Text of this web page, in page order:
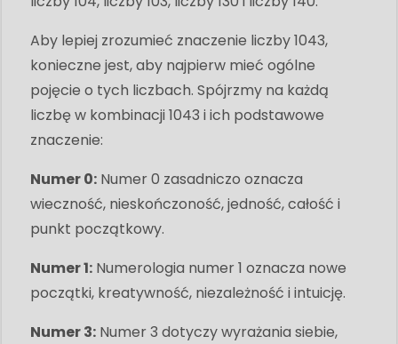
Aby lepiej zrozumieć znaczenie liczby 1043,
konieczne jest, aby najpierw mieć ogólne
pojęcie o tych liczbach. Spójrzmy na każdą
liczbę w kombinacji 1043 i ich podstawowe
znaczenie:
Numer 0: Numer 0 zasadniczo oznacza
wieczność, nieskończoność, jedność, całość i
punkt początkowy.
Numer 1: Numerologia numer 1 oznacza nowe
początki, kreatywność, niezależność i intuicję.
Numer 3: Numer 3 dotyczy wyrażania siebie,